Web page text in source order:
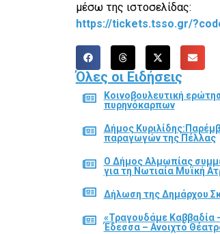
μέσω της ιστοσελίδας:
https://tickets.tsso.gr/
Όλες οι Ειδήσεις
Κοινοβουλευτική
πυρηνόκαρπων
Δήμος
παραγωγών της Πέλλας
Ο Δήμος Αλμωπίας
για τη Νωτιαία Μυϊκή
Δήλωση της Δημάρχου
«Τραγουδάμε Καββαδία
Έδεσσα – Ανοιχτό